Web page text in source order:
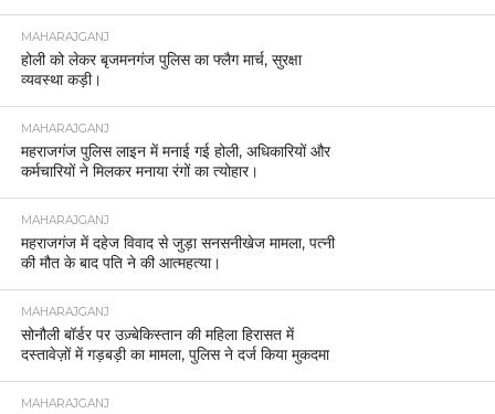
MAHARAJGANJ
होली को लेकर बृजमनगंज पुलिस का फ्लैग मार्च, सुरक्षा
व्यवस्था कड़ी।
MAHARAJGANJ
महराजगंज पुलिस लाइन में मनाई गई होली, अधिकारियों और
कर्मचारियों ने मिलकर मनाया रंगों का त्योहार।
MAHARAJGANJ
महराजगंज में दहेज विवाद से जुड़ा सनसनीखेज मामला, पत्नी
की मौत के बाद पति ने की आत्महत्या।
MAHARAJGANJ
सोनौली बॉर्डर पर उज़्बेकिस्तान की महिला हिरासत में
दस्तावेज़ों में गड़बड़ी का मामला, पुलिस ने दर्ज किया मुकदमा
MAHARAJGANJ